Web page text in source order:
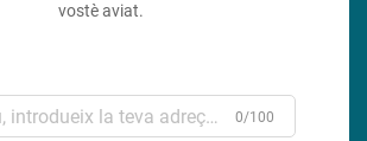
vostè aviat.
0/100